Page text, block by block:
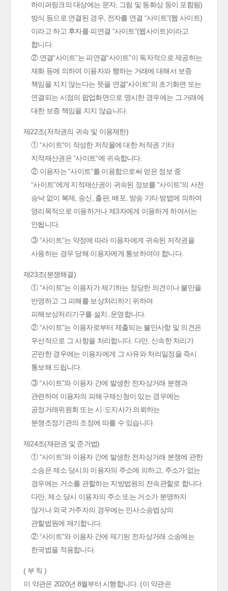
하이퍼링크의 대상에는 문자, 그림 및 동화상 등이 포함됨)
방식 등으로 연결된 경우, 전자를 연결 “사이트”(웹 사이트)
이라고 하고 후자를 피연결 “사이트”(웹사이트)이라고
합니다.
② 연결“사이트”는 피연결“사이트”이 독자적으로 제공하는
재화 등에 의하여 이용자와 행하는 거래에 대해서 보증
책임을 지지 않는다는 뜻을 연결“사이트”의 초기화면 또는
연결되는 시점의 팝업화면으로 명시한 경우에는 그 거래에
대한 보증 책임을 지지 않습니다.
제22조(저작권의 귀속 및 이용제한)
① “사이트“이 작성한 저작물에 대한 저작권 기타
지적재산권은 ”사이트“에 귀속합니다.
② 이용자는 “사이트”를 이용함으로써 얻은 정보 중
“사이트”에게 지적재산권이 귀속된 정보를 “사이트”의 사전
승낙 없이 복제, 송신, 출판, 배포, 방송 기타 방법에 의하여
영리목적으로 이용하거나 제3자에게 이용하게 하여서는
안됩니다.
③ “사이트”는 약정에 따라 이용자에게 귀속된 저작권을
사용하는 경우 당해 이용자에게 통보하여야 합니다.
제23조(분쟁해결)
① “사이트”는 이용자가 제기하는 정당한 의견이나 불만을
반영하고 그 피해를 보상처리하기 위하여
피해보상처리기구를 설치․운영합니다.
② “사이트”는 이용자로부터 제출되는 불만사항 및 의견은
우선적으로 그 사항을 처리합니다. 다만, 신속한 처리가
곤란한 경우에는 이용자에게 그 사유와 처리일정을 즉시
통보해 드립니다.
③ “사이트”와 이용자 간에 발생한 전자상거래 분쟁과
관련하여 이용자의 피해구제신청이 있는 경우에는
공정거래위원회 또는 시·도지사가 의뢰하는
분쟁조정기관의 조정에 따를 수 있습니다.
제24조(재판권 및 준거법)
① “사이트”와 이용자 간에 발생한 전자상거래 분쟁에 관한
소송은 제소 당시의 이용자의 주소에 의하고, 주소가 없는
경우에는 거소를 관할하는 지방법원의 전속관할로 합니다.
다만, 제소 당시 이용자의 주소 또는 거소가 분명하지
않거나 외국 거주자의 경우에는 민사소송법상의
관할법원에 제기합니다.
② “사이트”와 이용자 간에 제기된 전자상거래 소송에는
한국법을 적용합니다.
( 부 칙 )
이 약관은 2020년 8월부터 시행합니다. (이 약관은